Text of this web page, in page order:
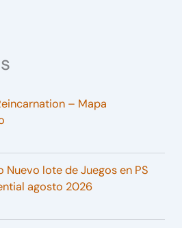
– Mapa
Nuevo lote de Juegos en PS
agosto 2026